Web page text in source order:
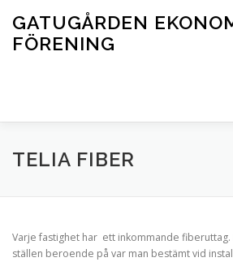
innehåll
GATUGÅRDEN
FÖRENING
STARTSIDA NYHETER
TELIA FIBER
Varje fastighet har ett inkommande fiberuttag.
ställen beroende på var man bestämt vid